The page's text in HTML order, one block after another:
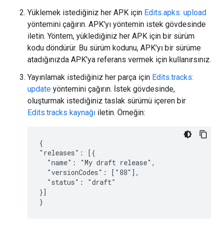
Yüklemek istediğiniz her APK için Edits.apks: upload
yöntemini çağırın. APK'yı yöntemin istek gövdesinde
iletin. Yöntem, yüklediğiniz her APK için bir sürüm
kodu döndürür. Bu sürüm kodunu, APK'yı bir sürüme
atadığınızda APK'ya referans vermek için kullanırsınız.
Yayınlamak istediğiniz her parça için Edits.tracks:
update yöntemini çağırın. İstek gövdesinde,
oluşturmak istediğiniz taslak sürümü içeren bir
Edits.tracks kaynağı iletin. Örneğin:
{
"releases": [{
  "name": "My draft release",
  "versionCodes": ["88"],
  "status": "draft"
}]
}